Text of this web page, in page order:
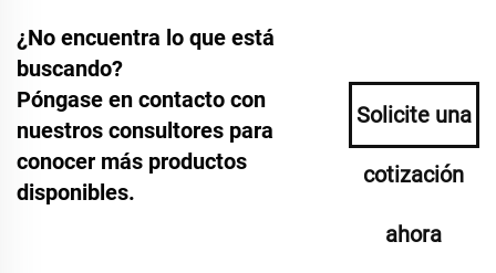
¿No encuentra lo que está
buscando?
Póngase en contacto con
nuestros consultores para
conocer más productos
disponibles.
Solicite una
cotización
ahora